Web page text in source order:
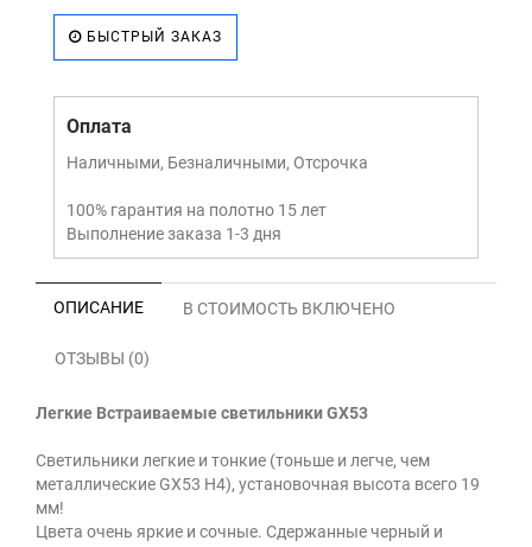
БЫСТРЫЙ ЗАКАЗ
Оплата
Наличными, Безналичными, Отсрочка
100% гарантия на полотно 15 лет
Выполнение заказа 1-3 дня
ОПИСАНИЕ В СТОИМОСТЬ ВКЛЮЧЕНО
ОТЗЫВЫ (0)
Легкие Встраиваемые светильники GX53
Светильники легкие и тонкие (тоньше и легче, чем
металлические GX53 H4), установочная высота всего 19
мм!
Цвета очень яркие и сочные. Сдержанные черный и